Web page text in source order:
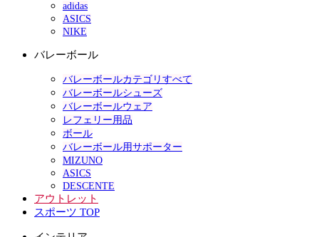
adidas
ASICS
NIKE
バレーボール
バレーボールカテゴリすべて
バレーボールシューズ
バレーボールウェア
レフェリー用品
ボール
バレーボール用サポーター
MIZUNO
ASICS
DESCENTE
アウトレット
スポーツ TOP